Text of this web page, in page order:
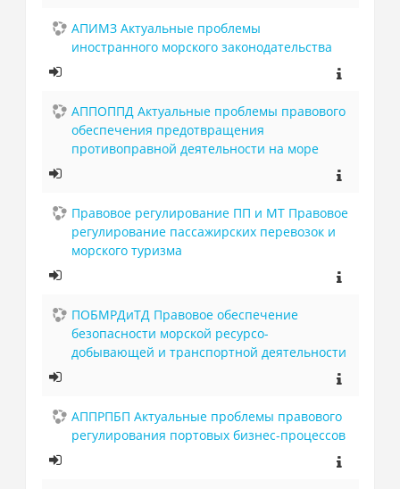
АПИМЗ Актуальные проблемы
иностранного морского законодательства
АППОППД Актуальные проблемы правового
обеспечения предотвращения
противоправной деятельности на море
Правовое регулирование ПП и МТ Правовое
регулирование пассажирских перевозок и
морского туризма
ПОБМРДиТД Правовое обеспечение
безопасности морской ресурсо-
добывающей и транспортной деятельности
АППРПБП Актуальные проблемы правового
регулирования портовых бизнес-процессов